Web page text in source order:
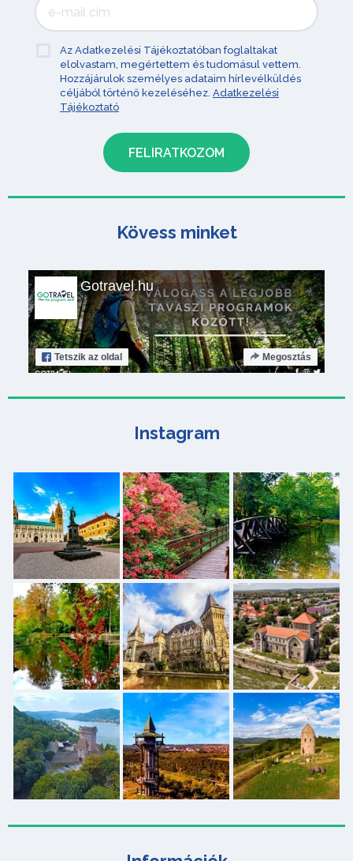
Az Adatkezelési Tájékoztatóban foglaltakat
elolvastam, megértettem és tudomásul vettem.
Hozzájárulok személyes adataim hírlevélküldés
céljából történő kezeléséhez. Adatkezelési
Tájékoztató
Kövess minket
Gotravel.hu
Tetszik az oldal Megosztás
Instagram